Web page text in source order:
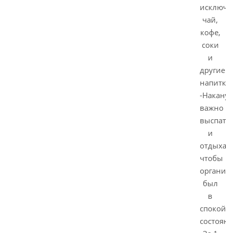
чай,
кофе,
соки
и
другие
-
важно
и
чтобы
был
в